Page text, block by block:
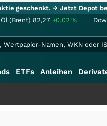
geschenkt.→ Jetzt Depot
Öl (Brent) 82,27 +0,02%
ETFs Anleihen